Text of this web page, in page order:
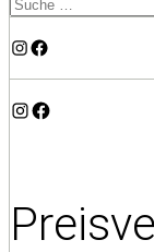
Instagram
Facebook
Instagram
Facebook